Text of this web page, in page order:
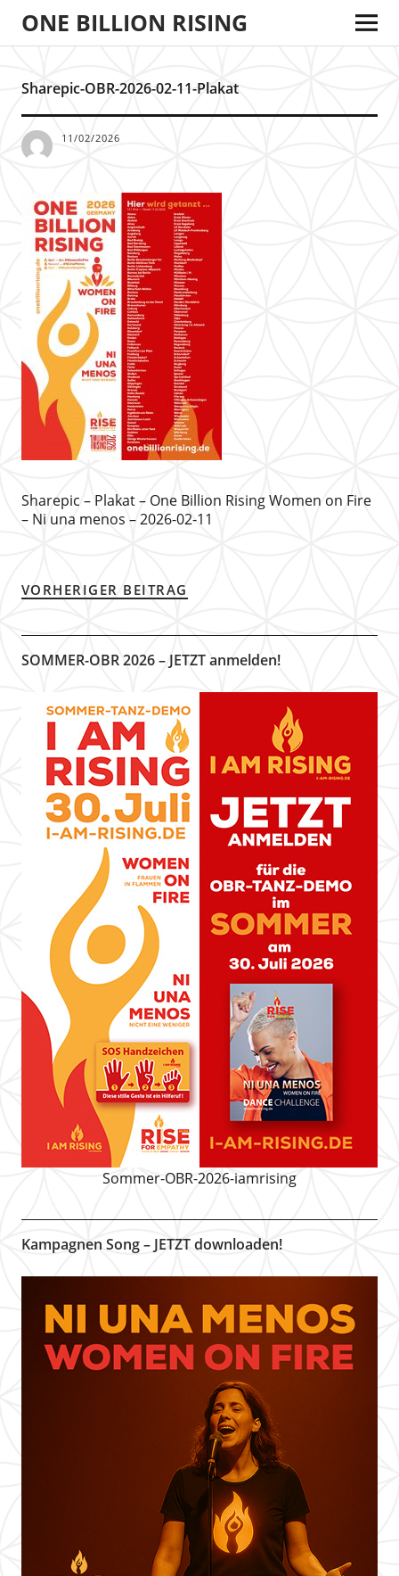
ONE BILLION RISING
Sharepic-OBR-2026-02-11-Plakat
11/02/2026
Sharepic – Plakat – One Billion Rising Women on Fire
– Ni una menos – 2026-02-11
VORHERIGER BEITRAG
SOMMER-OBR 2026 – JETZT anmelden!
Sommer-OBR-2026-iamrising
Kampagnen Song – JETZT downloaden!